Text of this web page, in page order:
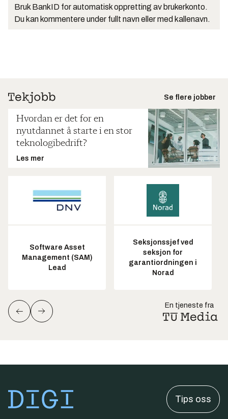
Bruk BankID for automatisk oppretting av brukerkonto.
Du kan kommentere under fullt navn eller med kallenavn.
Se flere jobber
Hvordan er det for en
nyutdannet å starte i en stor
teknologibedrift?
Les mer
Software Asset
Management (SAM)
Lead
Seksjonssjef ved
seksjon for
garantiordningen i
Norad
En tjeneste fra
Tips oss